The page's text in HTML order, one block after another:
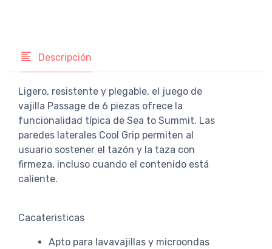
Descripción
Ligero, resistente y plegable, el juego de
vajilla Passage de 6 piezas ofrece la
funcionalidad típica de Sea to Summit. Las
paredes laterales Cool Grip permiten al
usuario sostener el tazón y la taza con
firmeza, incluso cuando el contenido está
caliente.
Cacateristicas
Apto para lavavajillas y microondas